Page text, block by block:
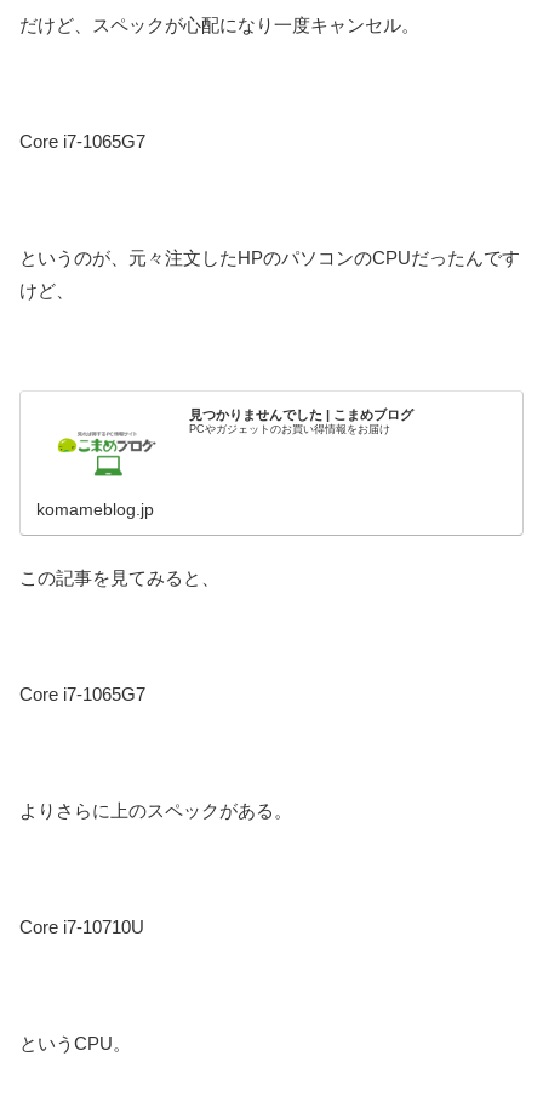
だけど、スペックが心配になり一度キャンセル。
Core i7-1065G7
というのが、元々注文したHPのパソコンのCPUだったんです
けど、
見つかりませんでした | こまめブログ
PCやガジェットのお買い得情報をお届け
komameblog.jp
この記事を見てみると、
Core i7-1065G7
よりさらに上のスペックがある。
Core i7-10710U
というCPU。